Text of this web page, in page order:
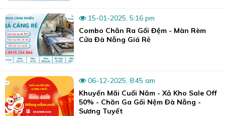
15-01-2025, 5:16 pm
Combo Chăn Ra Gối Đệm - Màn Rèm
Cửa Đà Nẵng Giá Rẻ
06-12-2025, 8:45 am
Khuyến Mãi Cuối Năm - Xả Kho Sale Off
50% - Chăn Ga Gối Nệm Đà Nẵng -
Sương Tuyết